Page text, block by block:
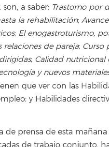
a saber: Trastorno por
la rehabilitación;
; El enogastroturismo,
relaciones de pareja; Curso
; Calidad nutricional
y nuevos
que ver con las
y Habilidades
de prensa de esta
de trabajo conjunto,